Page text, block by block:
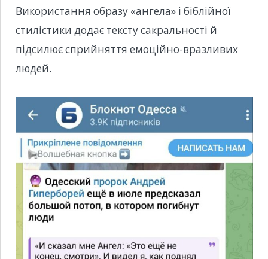
Використання образу «ангела» і біблійної
стилістики додає тексту сакральності й
підсилює сприйняття емоційно-вразливих
людей.